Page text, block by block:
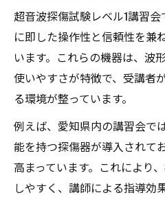
超音波探傷試験レベル1講習
に即した操作性と信頼性を兼
います。これらの機器は、波
使いやすさが特徴で、受講者
る環境が整っています。
例えば、愛知県内の講習会で
能を持つ探傷器が導入されて
高まっています。これにより
しやすく、講師による指導効